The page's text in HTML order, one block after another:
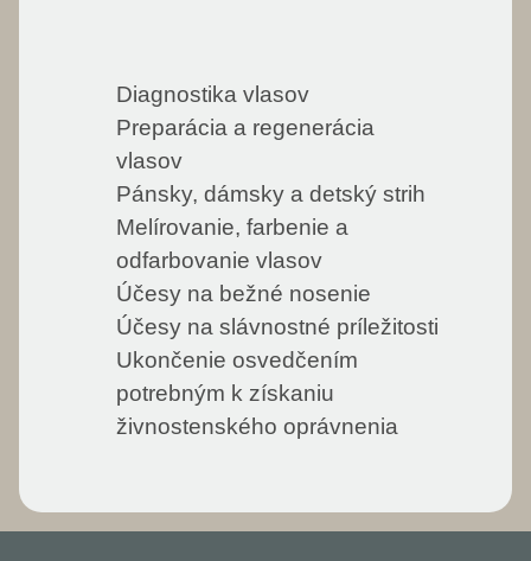
Diagnostika vlasov
Preparácia a regenerácia
vlasov
Pánsky, dámsky a detský strih
Melírovanie, farbenie a
odfarbovanie vlasov
Účesy na bežné nosenie
Účesy na slávnostné príležitosti
Ukončenie osvedčením
potrebným k získaniu
živnostenského oprávnenia